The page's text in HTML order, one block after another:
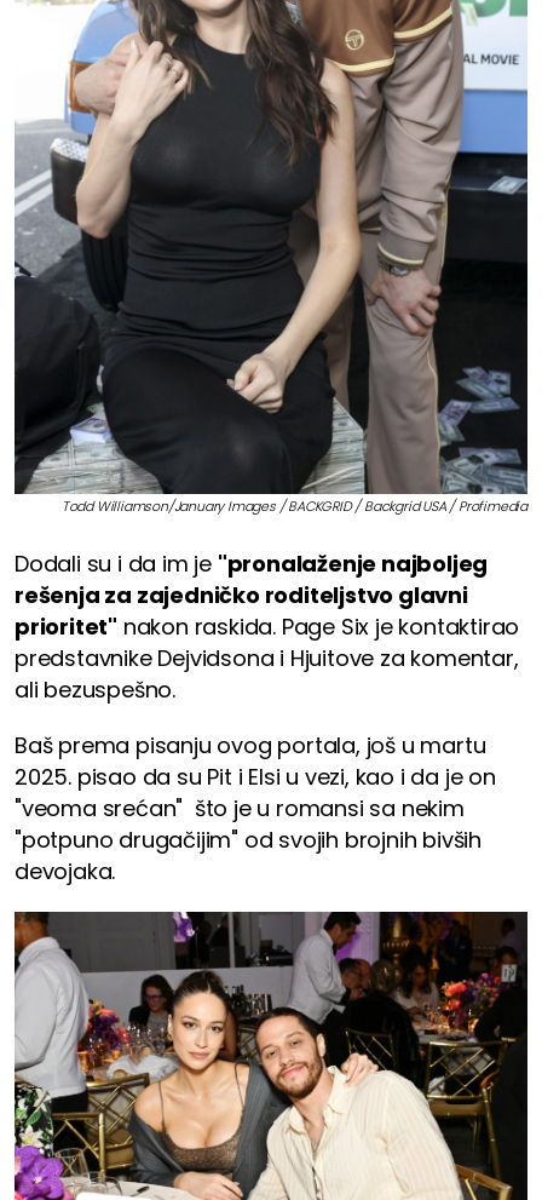
Todd Williamson/January Images / BACKGRID / Backgrid USA / Profimedia
Dodali su i da im je "pronalaženje najboljeg
rešenja za zajedničko roditeljstvo glavni
prioritet" nakon raskida. Page Six je kontaktirao
predstavnike Dejvidsona i Hjuitove za komentar,
ali bezuspešno.
Baš prema pisanju ovog portala, još u martu
2025. pisao da su Pit i Elsi u vezi, kao i da je on
"veoma srećan" što je u romansi sa nekim
"potpuno drugačijim" od svojih brojnih bivših
devojaka.